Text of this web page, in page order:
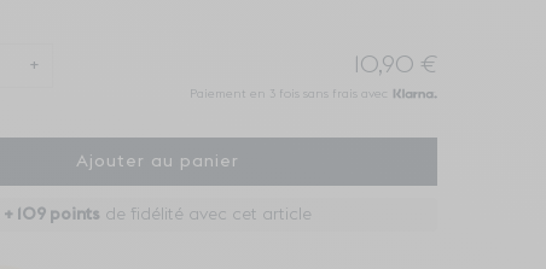
+ 10,90 €
Paiement en 3 fois sans frais avec
Ajouter au panier
+ 109points de fidélité avec cet article